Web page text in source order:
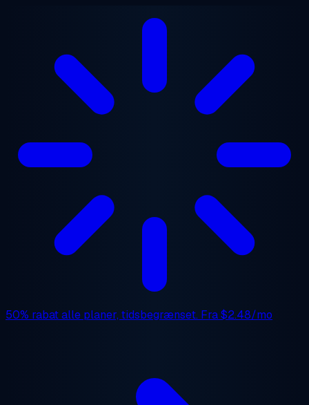
50% rabatalle planer, tidsbegrænset. Fra$2.48/mo